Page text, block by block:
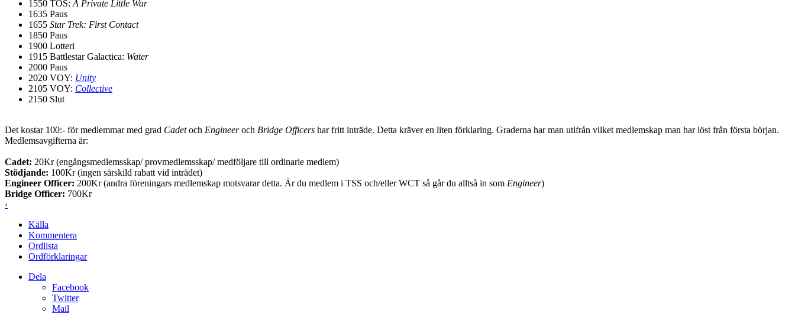
1550 TOS: A Private Little War
1635 Paus
1655 Star Trek: First Contact
1850 Paus
1900 Lotteri
1915 Battlestar Galactica: Water
2000 Paus
2020 VOY: Unity
2105 VOY: Collective
2150 Slut
Det kostar 100:- för medlemmar med grad Cadetoch Engineeroch Bridge Officers har fritt inträde. Detta kräver en liten förklaring. Graderna har man utifrån vilket medlemskap man har löst från första början.
Medlemsavgifterna är:
Cadet: 20Kr (engångsmedlemsskap/ provmedlemsskap/ medföljare till ordinarie medlem)
Stödjande: 100Kr (ingen särskild rabatt vid inträdet)
Engineer Officer: 200Kr (andra föreningars medlemskap motsvarar detta. Är du medlem i TSS och/eller WCT så går du alltså in som Engineer)
Bridge Officer: 700Kr
‹
Källa
Kommentera
Ordlista
Ordförklaringar
Dela
Facebook
Twitter
Mail